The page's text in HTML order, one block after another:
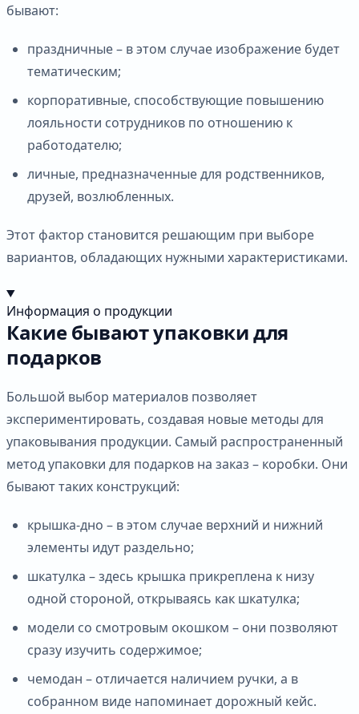
бывают:
праздничные – в этом случае изображение будет
тематическим;
корпоративные, способствующие повышению
лояльности сотрудников по отношению к
работодателю;
личные, предназначенные для родственников,
друзей, возлюбленных.
Этот фактор становится решающим при выборе
вариантов, обладающих нужными характеристиками.
Информация о продукции
Какие бывают упаковки для
подарков
Большой выбор материалов позволяет
экспериментировать, создавая новые методы для
упаковывания продукции. Самый распространенный
метод упаковки для подарков на заказ – коробки. Они
бывают таких конструкций:
крышка-дно – в этом случае верхний и нижний
элементы идут раздельно;
шкатулка – здесь крышка прикреплена к низу
одной стороной, открываясь как шкатулка;
модели со смотровым окошком – они позволяют
сразу изучить содержимое;
чемодан – отличается наличием ручки, а в
собранном виде напоминает дорожный кейс.